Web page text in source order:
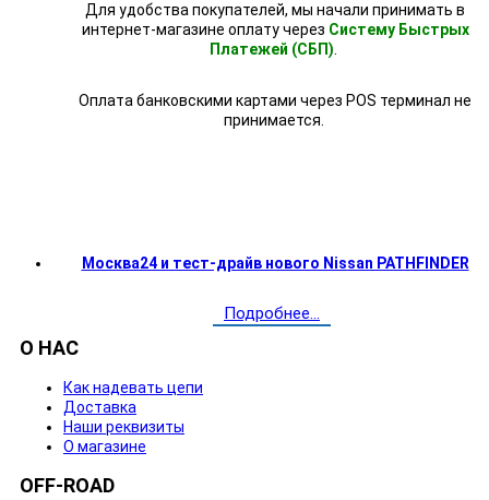
Для удобства покупателей, мы начали принимать в
интернет-магазине оплату через Систему Быстрых
Платежей (СБП)
Оплата банковскими картами через POS терминал не
принимается.
Москва24 и тест-драйв нового Nissan PATHFINDER
Подробнее...
О НАС
Как надевать цепи
Доставка
Наши реквизиты
О магазине
OFF-ROAD